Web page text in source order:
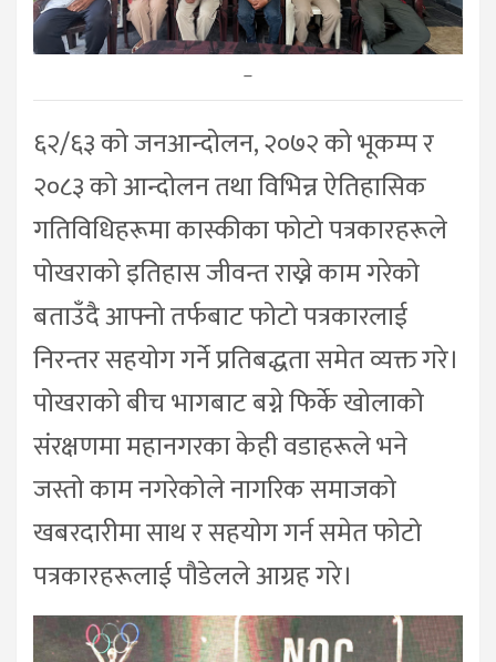
–
६२/६३ को जनआन्दोलन, २०७२ को भूकम्प र
२०८३ को आन्दोलन तथा विभिन्न ऐतिहासिक
गतिविधिहरूमा कास्कीका फोटो पत्रकारहरूले
पोखराको इतिहास जीवन्त राख्ने काम गरेको
बताउँदै आफ्नो तर्फबाट फोटो पत्रकारलाई
निरन्तर सहयोग गर्ने प्रतिबद्धता समेत व्यक्त गरे।
पोखराको बीच भागबाट बग्ने फिर्के खोलाको
संरक्षणमा महानगरका केही वडाहरूले भने
जस्तो काम नगरेकोले नागरिक समाजको
खबरदारीमा साथ र सहयोग गर्न समेत फोटो
पत्रकारहरूलाई पौडेलले आग्रह गरे।